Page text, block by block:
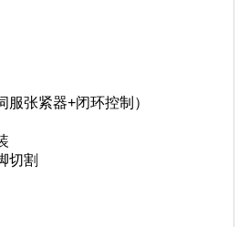
服张紧器+闭环控制）
切割